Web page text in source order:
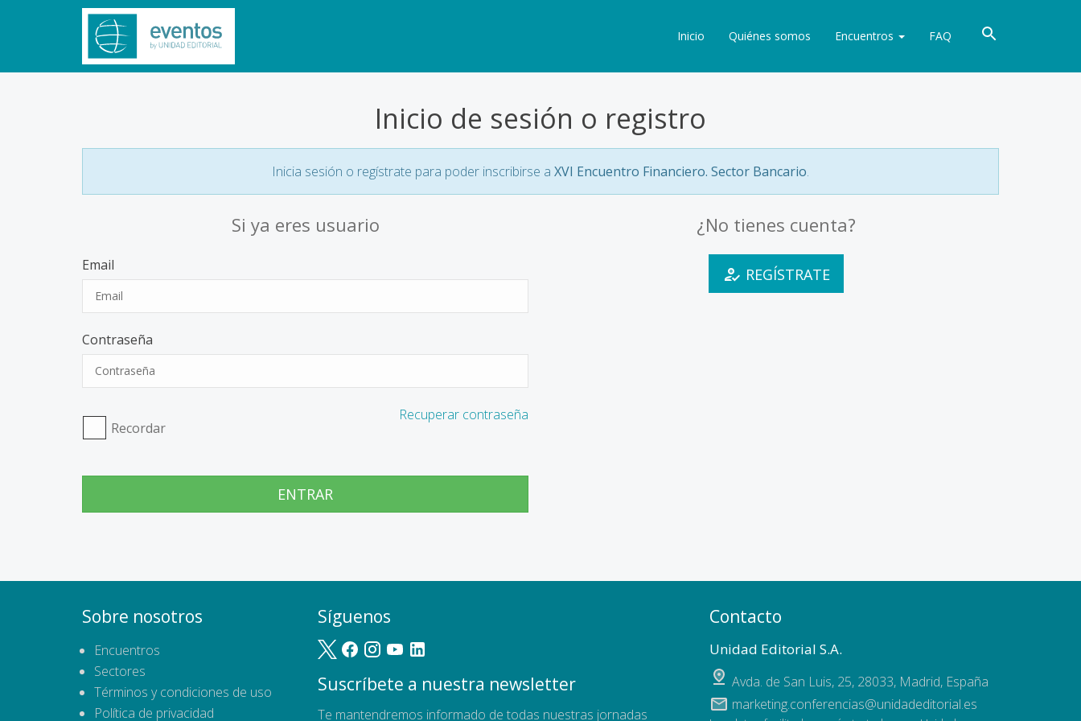
Inicio Quiénes somos Encuentros FAQ
Inicio de sesión o registro
Inicia sesión o regístrate para poder inscribirse a XVI Encuentro Financiero. Sector Bancario.
Si ya eres usuario
Email
Contraseña
Recordar
Recuperar contraseña
ENTRAR
¿No tienes cuenta?
REGÍSTRATE
Sobre nosotros
Encuentros
Sectores
Términos y condiciones de uso
Política de privacidad
Síguenos
Suscríbete a nuestra newsletter
Te mantendremos informado de todas nuestras jornadas
Contacto
Unidad Editorial S.A.
Avda. de San Luis, 25, 28033, Madrid, España
marketing.conferencias@unidadeditorial.es